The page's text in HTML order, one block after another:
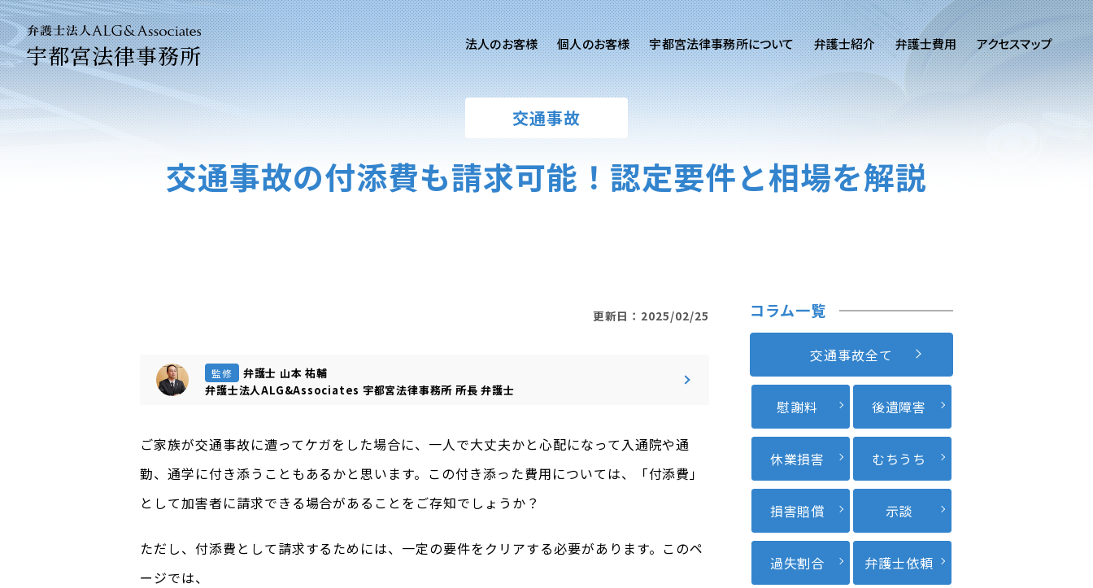
宇都宮法律事務所 法人のお客様
法人のお客様ご相談
労務専用サイト
個人のお客様
個人のお客様ご相談
医療過誤
離婚問題 刑事事件
宇都宮法律事務所について 弁護士紹介 弁護士費用 アクセスマップ
交通事故
交通事故の付添費も請求可能！認定要件と相場を解説
更新日：2025/02/25
監修
弁護士 山本 祐輔
弁護士法人ALG&Associates 宇都宮法律事務所 所長 弁護士
ご家族が交通事故に遭ってケガをした場合に、一人で大丈夫かと心配になって入通院や通
勤、通学に付き添うこともあるかと思います。この付き添った費用については、「付添費」
として加害者に請求できる場合があることをご存知でしょうか？
ただし、付添費として請求するためには、一定の要件をクリアする必要があります。このペ
ージでは、
コラム一覧
交通事故全て
慰謝料 後遺障害
休業損害 むちうち
損害賠償 示談
過失割合 弁護士依頼